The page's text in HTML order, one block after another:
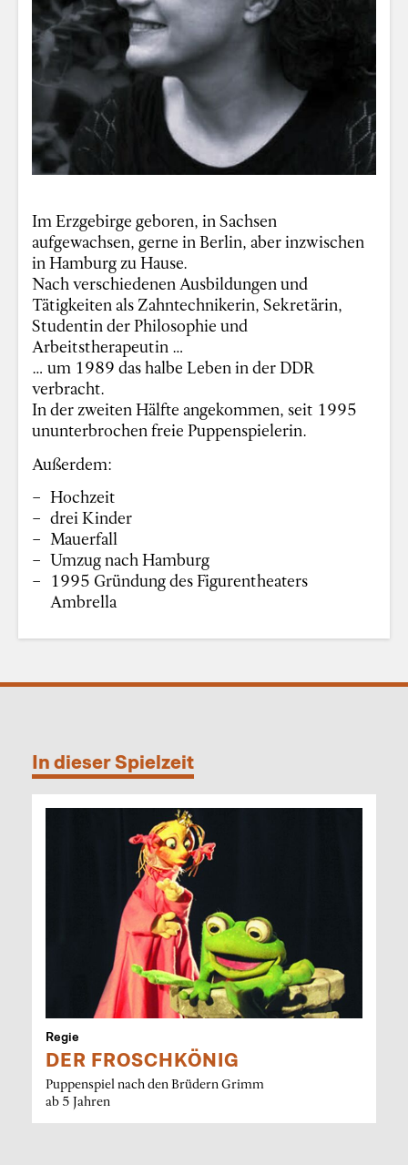
Im Erzgebirge geboren, in Sachsen
aufgewachsen, gerne in Berlin, aber inzwischen
in Hamburg zu Hause.
Nach verschiedenen Ausbildungen und
Tätigkeiten als Zahntechnikerin, Sekretärin,
Studentin der Philosophie und
Arbeitstherapeutin …
… um 1989 das halbe Leben in der DDR
verbracht.
In der zweiten Hälfte angekommen, seit 1995
ununterbrochen freie Puppenspielerin.
Außerdem:
Hochzeit
drei Kinder
Mauerfall
Umzug nach Hamburg
1995 Gründung des Figurentheaters
Ambrella
In dieser Spielzeit
Regie
DER FROSCHKÖNIG
Puppenspiel nach den Brüdern Grimm
ab 5 Jahren